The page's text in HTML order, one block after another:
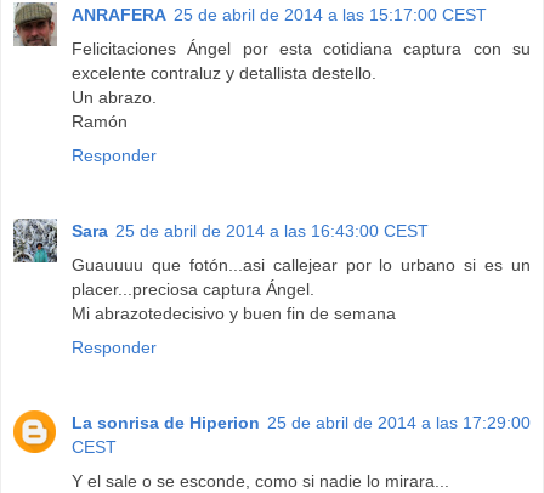
ANRAFERA 25 de abril de 2014 a las 15:17:00 CEST
Felicitaciones Ángel por esta cotidiana captura con su
excelente contraluz y detallista destello.
Un abrazo.
Ramón
Responder
Sara 25 de abril de 2014 a las 16:43:00 CEST
Guauuuu que fotón...asi callejear por lo urbano si es un
placer...preciosa captura Ángel.
Mi abrazotedecisivo y buen fin de semana
Responder
La sonrisa de Hiperion 25 de abril de 2014 a las 17:29:00
CEST
Y el sale o se esconde, como si nadie lo mirara...